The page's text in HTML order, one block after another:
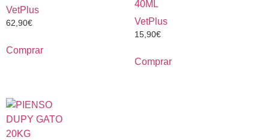
VetPlus
62,90€
Comprar
40ML
VetPlus
15,90€
Comprar